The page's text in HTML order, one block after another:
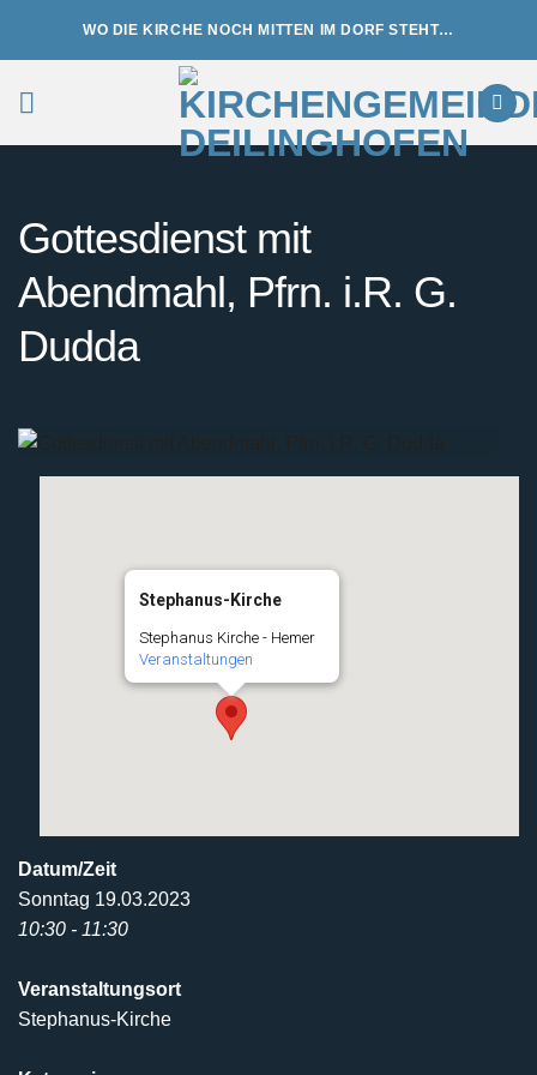
WO DIE KIRCHE NOCH MITTEN IM DORF STEHT…
Gottesdienst mit
Abendmahl, Pfrn. i.R. G.
Dudda
Stephanus-Kirche
Stephanus Kirche - Hemer
Veranstaltungen
Datum/Zeit
Sonntag 19.03.2023
10:30 - 11:30
Veranstaltungsort
Stephanus-Kirche